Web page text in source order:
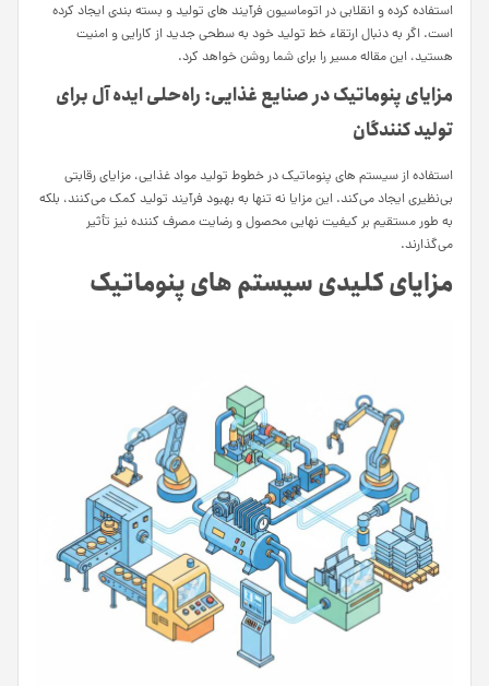
استفاده کرده و انقلابی در اتوماسیون فرآیند های تولید و بسته‌ بندی ایجاد کرده
است. اگر به دنبال ارتقاء خط تولید خود به سطحی جدید از کارایی و امنیت
هستید، این مقاله مسیر را برای شما روشن خواهد کرد.
مزایای پنوماتیک در صنایع غذایی: راه‌حلی ایده‌ آل برای
تولید کنندگان
استفاده از سیستم‌ های پنوماتیک در خطوط تولید مواد غذایی، مزایای رقابتی
بی‌نظیری ایجاد می‌کند. این مزایا نه تنها به بهبود فرآیند تولید کمک می‌کنند، بلکه
به طور مستقیم بر کیفیت نهایی محصول و رضایت مصرف‌ کننده نیز تأثیر
می‌گذارند.
مزایای کلیدی سیستم‌ های پنوماتیک